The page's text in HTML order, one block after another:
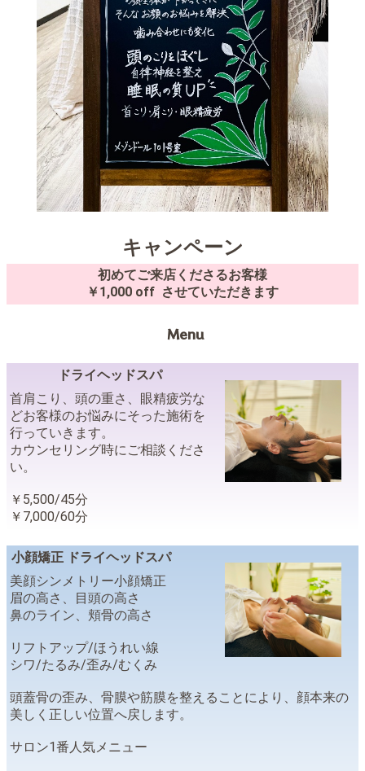
キャンペーン
初めてご来店くださるお客様
￥1,000 off させていただきます
Menu
ドライヘッドスパ
首肩こり、頭の重さ、眼精疲労な
どお客様のお悩みにそった施術を
行っていきます。
カウンセリング時にご相談くださ
い。
￥5,500/45分
￥7,000/60分
小顔矯正 ドライヘッドスパ
美顔シンメトリー小顔矯正
眉の高さ、目頭の高さ
鼻のライン、頬骨の高さ
リフトアップ/ほうれい線
シワ/たるみ/歪み/むくみ
頭蓋骨の歪み、骨膜や筋膜を整えることにより、顔本来の
美しく正しい位置へ戻します。
サロン1番人気メニュー